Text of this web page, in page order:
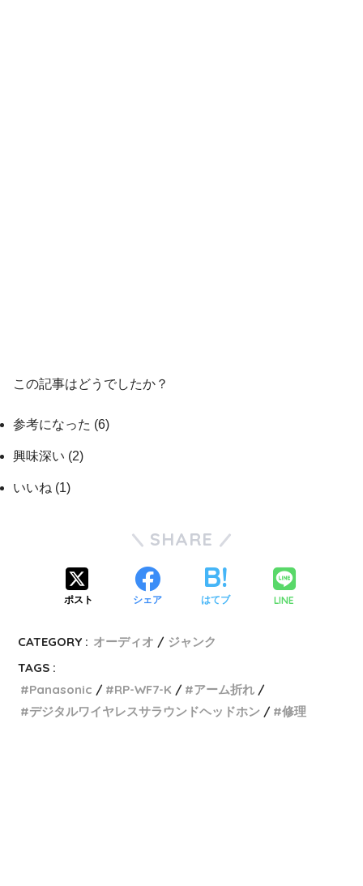
この記事はどうでしたか？
参考になった (6)
興味深い (2)
いいね (1)
SHARE
ポスト シェア はてブ LINE
CATEGORY : オーディオ
ジャンク
TAGS :
Panasonic
RP-WF7-K
アーム折れ
デジタルワイヤレスサラウンドヘッドホン
修理